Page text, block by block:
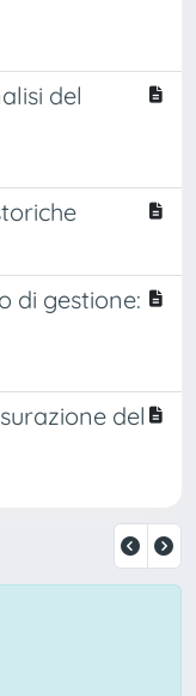
del
di gestione:
del